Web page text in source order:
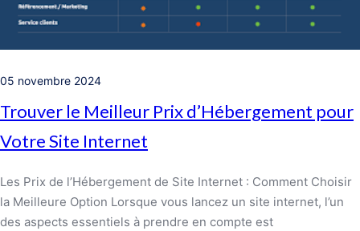
05 novembre 2024
Trouver le Meilleur Prix d’Hébergement pour
Votre Site Internet
Les Prix de l’Hébergement de Site Internet : Comment Choisir
la Meilleure Option Lorsque vous lancez un site internet, l’un
des aspects essentiels à prendre en compte est